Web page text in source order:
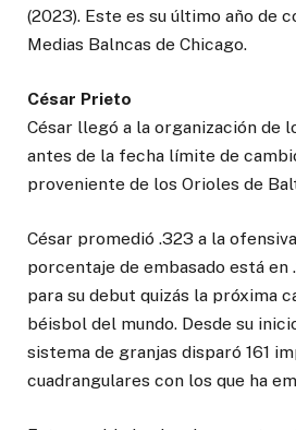
(2023). Este es su último año de
Medias Balncas de Chicago.
César Prieto
César llegó a la organización de
antes de la fecha límite de
proveniente de los Orioles de
César promedió .323 a la
porcentaje de embasado está
para su debut quizás la próxima
béisbol del mundo. Desde su
sistema de granjas disparó 161
cuadrangulares con los que ha